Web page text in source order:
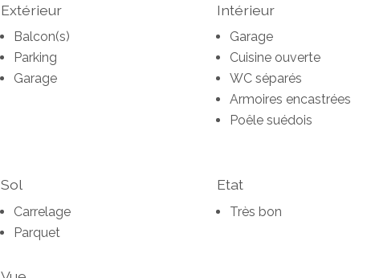
Extérieur
Balcon(s)
Parking
Garage
Intérieur
Garage
Cuisine ouverte
WC séparés
Armoires encastrées
Poêle suédois
Sol
Carrelage
Parquet
Etat
Très bon